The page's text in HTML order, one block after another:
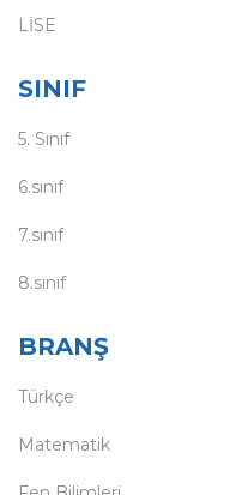
LİSE
SINIF
5. Sınıf
6.sınıf
7.sınıf
8.sınıf
BRANŞ
Türkçe
Matematik